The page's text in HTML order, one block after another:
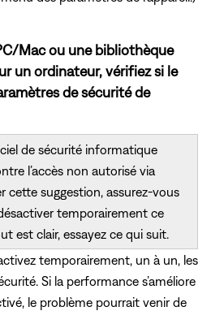
Mac ou une bibliothèque
un ordinateur, vérifiez si le
de sécurité de
de sécurité informatique
l’accès non autorisé via
cette suggestion, assurez-vous
temporairement ce
est clair, essayez ce qui suit.
temporairement, un à un, les
Si la performance s’améliore
le problème pourrait venir de